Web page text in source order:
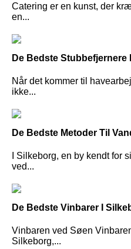
Catering er en kunst, der
en...
De Bedste Stubbefjernere
Når det kommer til
ikke...
De Bedste Metoder Til
I Silkeborg, en by kendt for
ved...
De Bedste Vinbarer I
Vinbaren ved Søen
Silkeborg,...